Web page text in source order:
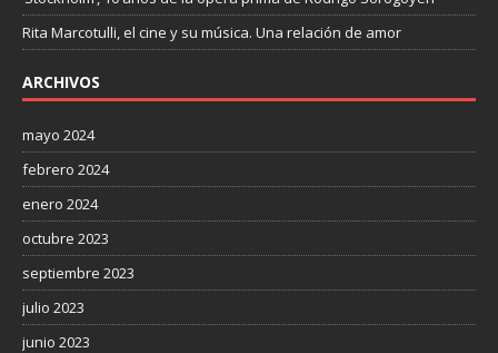
Rita Marcotulli, el cine y su música. Una relación de amor
ARCHIVOS
mayo 2024
febrero 2024
enero 2024
octubre 2023
septiembre 2023
julio 2023
junio 2023